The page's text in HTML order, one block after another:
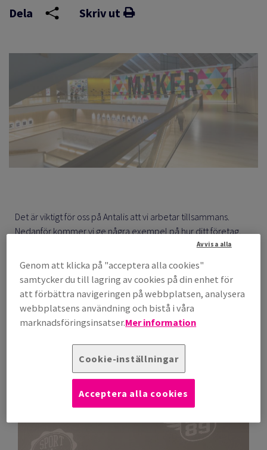
Dela
Skriv ut
Det är viktigt för oss på Antalis att vi arbetar tillsammans.
Nedanför kommer vi ge några exempel på hur ditt företag,
Genom att klicka på "acceptera alla cookies"
samtycker du till lagring av cookies på din enhet för
att förbättra navigeringen på webbplatsen, analysera
webbplatsens användning och bistå i våra
marknadsföringsinsatser.Mer information
Cookie-inställningar
Avvisa alla
Acceptera alla cookies